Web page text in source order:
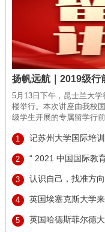
扬帆远航｜2019级行
5月13日下午，昆士兰大
楼举行。本次讲座由我校
级学生开展的专属留学行
1
2
3 认识自己，找准方
4 英国埃塞克斯大学
5 英国哈德斯菲尔德